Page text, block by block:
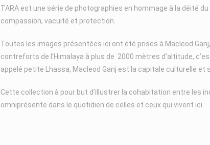
TARA est une série de photographies en hommage à la déité
compassion, vacuité et protection.
Toutes les images présentées ici ont été prises à Macleod
contreforts de l’Himalaya à plus de 2000 mètres d’altitude,
appelé petite Lhassa, Macleod Ganj est la capitale culturelle et
Cette collection à pour but d’illustrer la cohabitation entre les
omniprésente dans le quotidien de celles et ceux qui vivent ici.